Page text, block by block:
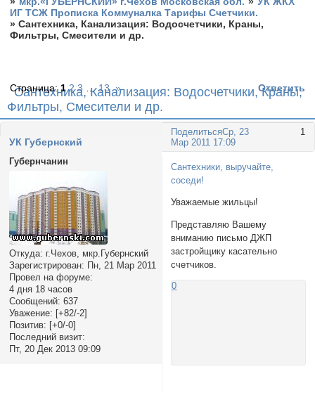
ИГ ТСЖ Прописка Коммуналка Тарифы Счетчики.
»Сантехника, Канализация: Водосчетчики, Краны,
Фильтры, Смесители и др.
Сантехника, Канализация: Водосчетчики, Краны,
Фильтры, Смесители и др.
Страница: 1 2 3 … 13 » Ответить
Поделиться 1
Ср, 23
Мар 2011 17:09
УК Губернский
Губернчанин
Откуда: г.Чехов, мкр.Губернский
Зарегистрирован: Пн, 21 Мар 2011
Провел на форуме:
4 дня 18 часов
Сообщений: 637
Уважение: [+82/-2]
Позитив: [+0/-0]
Последний визит:
Пт, 20 Дек 2013 09:09
Сантехники, выручайте,
соседи!
Уважаемые жильцы!
Представляю Вашему
вниманию письмо ДЖП
застройщику касательно
счетчиков.
0